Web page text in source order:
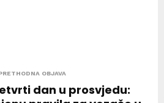
OBJAVA
dan u prosvjedu: